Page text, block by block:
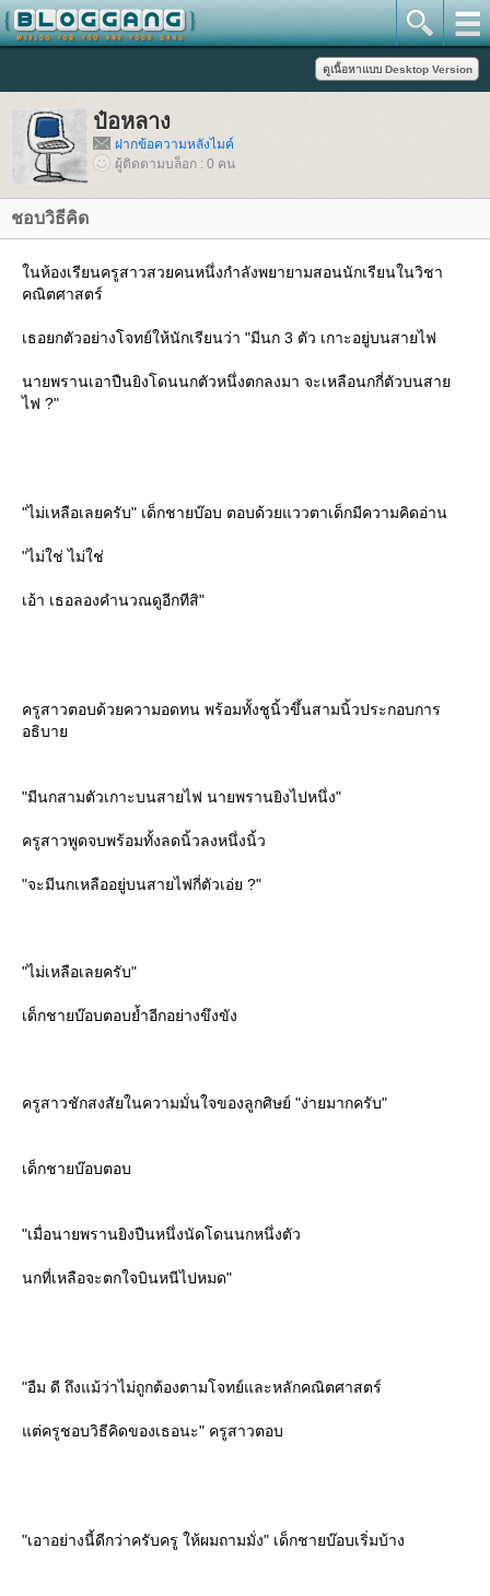
ป๋อหลาง
ฝากข้อความหลังไมค์
ผู้ติดตามบล็อก : 0 คน
ชอบวิธีคิด
นห้องเรียนครูสาวสวยคนหนึ่งกำลังพยายามสอนนักเรียนในวิชา
คณิตศาสตร์
เธอยกตัวอย่างโจทย์ให้นักเรียนว่า "มีนก 3 ตัว เกาะอยู่บนสายไฟ
นายพรานเอาปืนยิงโดนนกตัวหนึ่งตกลงมา จะเหลือนกกี่ตัวบนสา
ไฟ ?"
"ไม่เหลือเลยครับ" เด็กชายบ๊อบ ตอบด้วยแววตาเด็กมีความคิดอ่าน
"ไม่ใช่ ไม่ใช่
เอ้า เธอลองคำนวณดูอีกทีสิ"
ครูสาวตอบด้วยความอดทน พร้อมทั้งชูนิ้วขึ้นสามนิ้วประกอบการ
อธิบา
"มีนกสามตัวเกาะบนสายไฟ นายพรานยิงไปหนึ่ง"
ครูสาวพูดจบพร้อมทั้งลดนิ้วลงหนึ่งนิ้ว
"จะมีนกเหลืออยู่บนสายไฟกี่ตัวเอ่ย ?"
"ไม่เหลือเลยครับ"
เด็กชายบ๊อบตอบย้ำอีกอย่างขึงขัง
ครูสาวชักสงสัยในความมั่นใจของลูกศิษย์ "ง่ายมากครับ"
เด็กชายบ๊อบตอบ
"เมื่อนายพรานยิงปืนหนึ่งนัดโดนนกหนึ่งตัว
นกที่เหลือจะตกใจบินหนีไปหมด"
"อืม ดี ถึงแม้ว่าไม่ถูกต้องตามโจทย์และหลักคณิตศาสตร์
ต่ครูชอบวิธีคิดของเธอนะ" ครูสาวตอบ
"เอาอย่างนี้ดีกว่าครับครู ให้ผมถามมั่ง" เด็กชายบ๊อบเริ่มบ้าง